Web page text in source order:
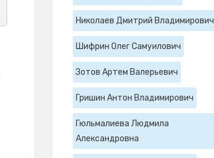
Николаев Дмитрий Владимирович
Шифрин Олег Самуилович
Зотов Артем Валерьевич
Гришин Антон Владимирович
Гюльмалиева Людмила
Александровна